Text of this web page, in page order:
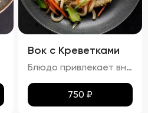
Вок с Креветками
Блюдо привлекает внимание ярким и аппетитным видом, где разноцветные овощи и розовые креветки создают живописную композицию. Лапша мягкая, но сохраняет упругую текстуру, не теряя формы. Айсберг и огурцы добавляют свежести и легкости, украшая блюдо и придавая ему особый шарм. Вкус вок с креветками насыщен морскими нотками, которые гармонично сочетаются с ароматами чеснока и лука. Овощи вносят свои свежие и сладковатые оттенки, а соус добавляет пикантности и завершает вкусовую гамму. Аромат блюда пленяет нотками морепродуктов и жареных овощей, возбуждая аппетит. Консистенция блюда радует разнообразием: креветки нежные и сочные, овощи слегка хрустят, сохраняя свою форму и текстуру, а лапша остается мягкой и эластичной. Цукини и огурец также сохраняют свою структуру, добавляя блюду дополнительные текстуры и объемы.
750 ₽